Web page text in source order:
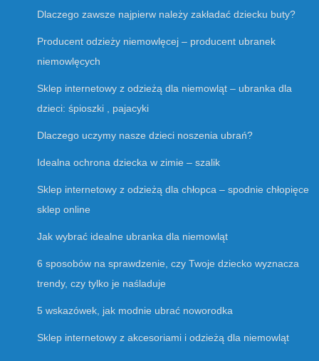
Dlaczego zawsze najpierw należy zakładać dziecku buty?
Producent odzieży niemowlęcej – producent ubranek
niemowlęcych
Sklep internetowy z odzieżą dla niemowląt – ubranka dla
dzieci: śpioszki , pajacyki
Dlaczego uczymy nasze dzieci noszenia ubrań?
Idealna ochrona dziecka w zimie – szalik
Sklep internetowy z odzieżą dla chłopca – spodnie chłopięce
sklep online
Jak wybrać idealne ubranka dla niemowląt
6 sposobów na sprawdzenie, czy Twoje dziecko wyznacza
trendy, czy tylko je naśladuje
5 wskazówek, jak modnie ubrać noworodka
Sklep internetowy z akcesoriami i odzieżą dla niemowląt